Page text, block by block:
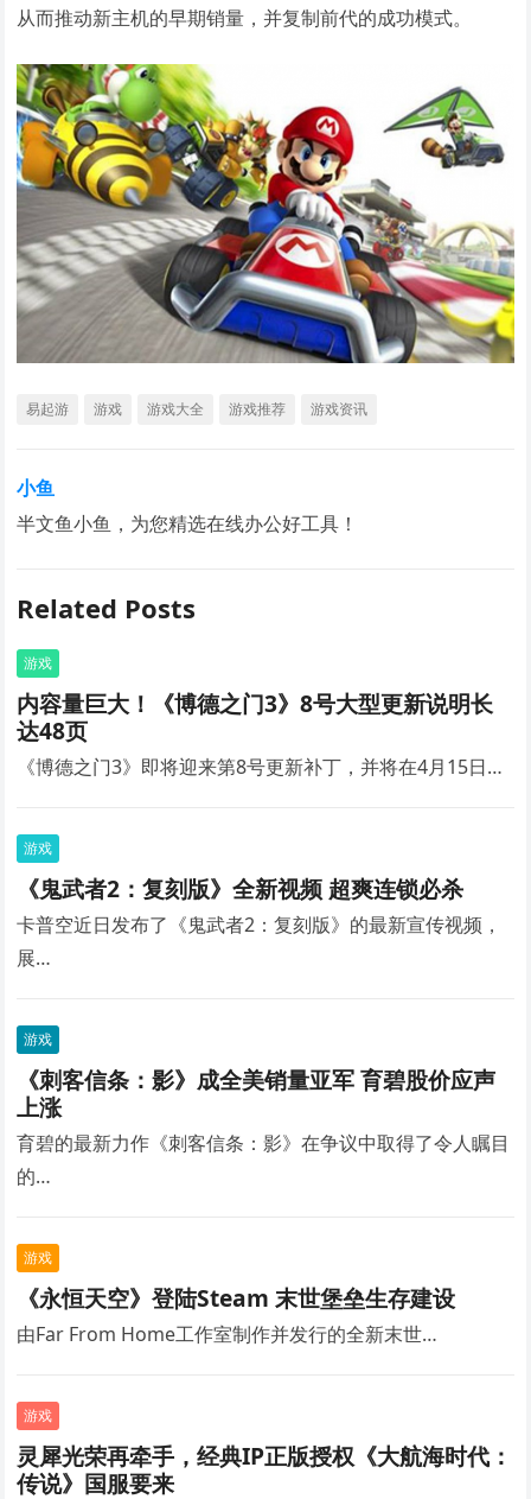
从而推动新主机的早期销量，并复制前代的成功模式。
易起游 游戏 游戏大全 游戏推荐 游戏资讯
小鱼
半文鱼小鱼，为您精选在线办公好工具！
Related Posts
游戏
内容量巨大！《博德之门3》8号大型更新说明长
达48页
《博德之门3》即将迎来第8号更新补丁，并将在4月15日…
游戏
《鬼武者2：复刻版》全新视频 超爽连锁必杀
卡普空近日发布了《鬼武者2：复刻版》的最新宣传视频，
展…
游戏
《刺客信条：影》成全美销量亚军 育碧股价应声
上涨
育碧的最新力作《刺客信条：影》在争议中取得了令人瞩目
的…
游戏
《永恒天空》登陆Steam 末世堡垒生存建设
由Far From Home工作室制作并发行的全新末世…
游戏
灵犀光荣再牵手，经典IP正版授权《大航海时代：
传说》国服要来